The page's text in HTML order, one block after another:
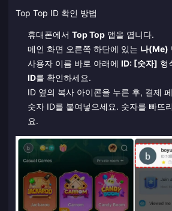
Top Top ID 확인 방법
휴대폰에서 Top Top앱을 엽니다.
메인 화면 오른쪽 하단에 있는 나(Me)
사용자 이름 바로 아래에 ID: [숫자] 형
ID를 확인하세요.
ID 옆의 복사 아이콘을 누른 후, 결제
숫자 ID를 붙여넣으세요. 숫자를 빠뜨
요.